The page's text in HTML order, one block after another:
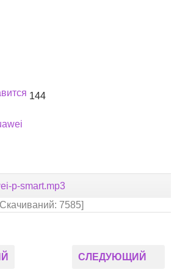
144
p-smart.mp3
7585]
СЛЕДУЮЩИЙ